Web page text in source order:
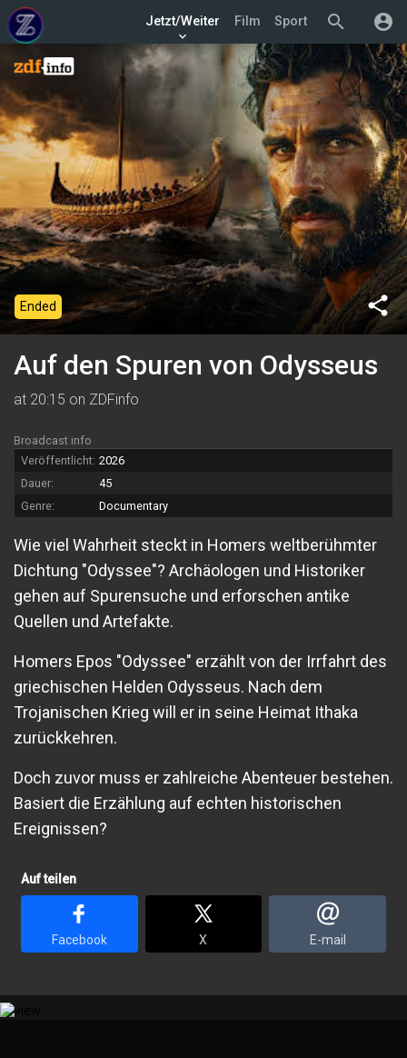
search account_circle
Jetzt/Weiter
keyboard_arrow_down
Film Sport
share
Ended
Auf den Spuren von Odysseus
at 20:15 on ZDFinfo
Broadcast info
Veröffentlicht: 2026
Dauer:
45
Genre:
Documentary
Wie viel Wahrheit steckt in Homers weltberühmter
Dichtung "Odyssee"? Archäologen und Historiker
gehen auf Spurensuche und erforschen antike
Quellen und Artefakte.
Homers Epos "Odyssee" erzählt von der Irrfahrt des
griechischen Helden Odysseus. Nach dem
Trojanischen Krieg will er in seine Heimat Ithaka
zurückkehren.
Doch zuvor muss er zahlreiche Abenteuer bestehen.
Basiert die Erzählung auf echten historischen
Ereignissen?
Auf teilen
Facebook X E-mail